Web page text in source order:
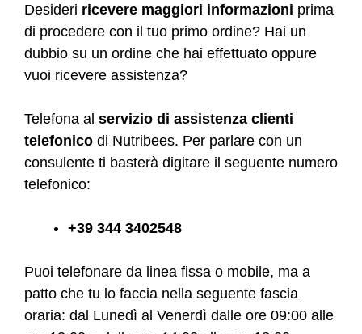
Desideri ricevere maggiori informazioni prima
di procedere con il tuo primo ordine? Hai un
dubbio su un ordine che hai effettuato oppure
vuoi ricevere assistenza?
Telefona al servizio di assistenza clienti
telefonico di Nutribees. Per parlare con un
consulente ti basterà digitare il seguente numero
telefonico:
+39 344 3402548
Puoi telefonare da linea fissa o mobile, ma a
patto che tu lo faccia nella seguente fascia
oraria: dal Lunedì al Venerdì dalle ore 09:00 alle